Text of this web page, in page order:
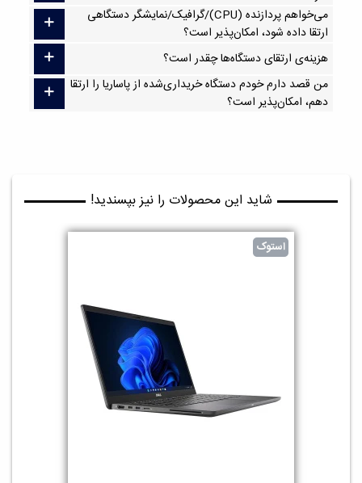
می‌خواهم پردازنده (CPU)/گرافیک/نمایشگر دستگاهی
ارتقا داده شود، امکان‌پذیر است؟
هزینه‌ی ارتقای دستگاه‌ها چقدر است؟
من قصد دارم خودم دستگاه خریداری‌شده از پاساریا را ارتقا
دهم، امکان‌پذیر است؟
شاید این محصولات را نیز بپسندید!
استوک